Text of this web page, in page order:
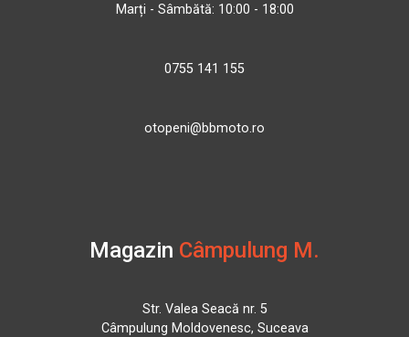
Marți - Sâmbătă: 10:00 - 18:00
0755 141 155
otopeni@bbmoto.ro
Magazin Câmpulung M.
Str. Valea Seacă nr. 5
Câmpulung Moldovenesc, Suceava